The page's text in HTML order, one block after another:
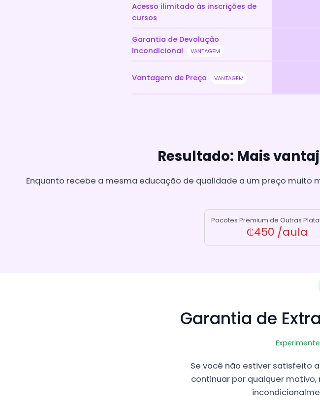
Acesso ilimitado às inscrições de
cursos
Garantia de Devolução
Incondicional
VANTAGEM
Vantagem de Preço VANTAGEM
Resultado: Mais
Enquanto recebe a mesma educação de qualidade a um preço muito
Pacotes Premium de Outras
₵450 /aula
Garantia de
Se você não estiver satisfeito
continuar por qualquer